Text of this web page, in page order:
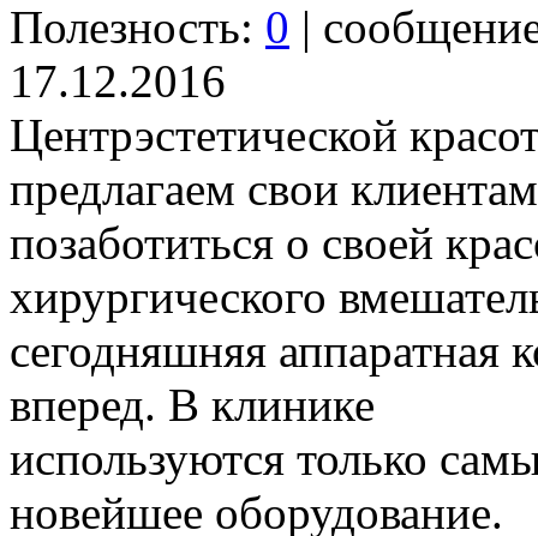
Полезность: 0 |
17.12.2016
Центрэстетической
предлагаем свои клиентам
позаботиться о своей
хирургического
сегодняшняя аппаратная
вперед. В клинике
используются только
новейшее оборудование.